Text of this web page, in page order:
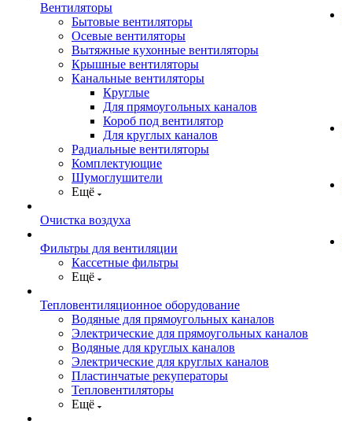
Вентиляторы
Бытовые вентиляторы
Осевые вентиляторы
Вытяжные кухонные вентиляторы
Крышные вентиляторы
Канальные вентиляторы
Круглые
Для прямоугольных каналов
Короб под вентилятор
Для круглых каналов
Радиальные вентиляторы
Комплектующие
Шумоглушители
Ещё
Очистка воздуха
Фильтры для вентиляции
Кассетные фильтры
Ещё
Тепловентиляционное оборудование
Водяные для прямоугольных каналов
Электрические для прямоугольных каналов
Водяные для круглых каналов
Электрические для круглых каналов
Пластинчатые рекуператоры
Тепловентиляторы
Ещё